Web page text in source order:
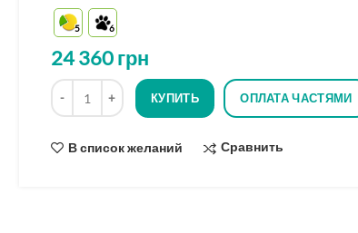
5 6
24 360грн
Количество
КУПИТЬ ОПЛАТА ЧАСТЯМИ
В список желаний Сравнить